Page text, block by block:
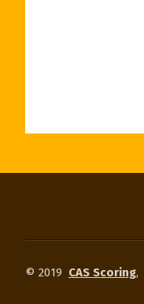
© 2019 CAS Scoring,